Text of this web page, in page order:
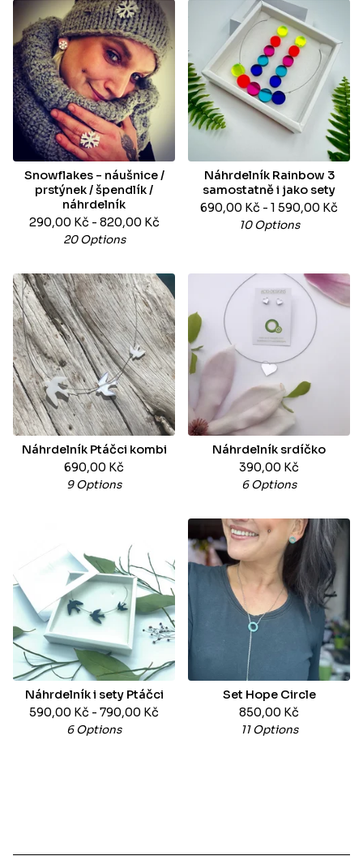
Snowflakes - náušnice /
prstýnek / špendlík /
náhrdelník
290,00 Kč - 820,00 Kč
20 Options
Náhrdelník Rainbow 3
samostatně i jako sety
690,00 Kč - 1 590,00 Kč
10 Options
Náhrdelník Ptáčci kombi
690,00 Kč
9 Options
Náhrdelník srdíčko
390,00 Kč
6 Options
Náhrdelník i sety Ptáčci
590,00 Kč - 790,00 Kč
6 Options
Set Hope Circle
850,00 Kč
11 Options